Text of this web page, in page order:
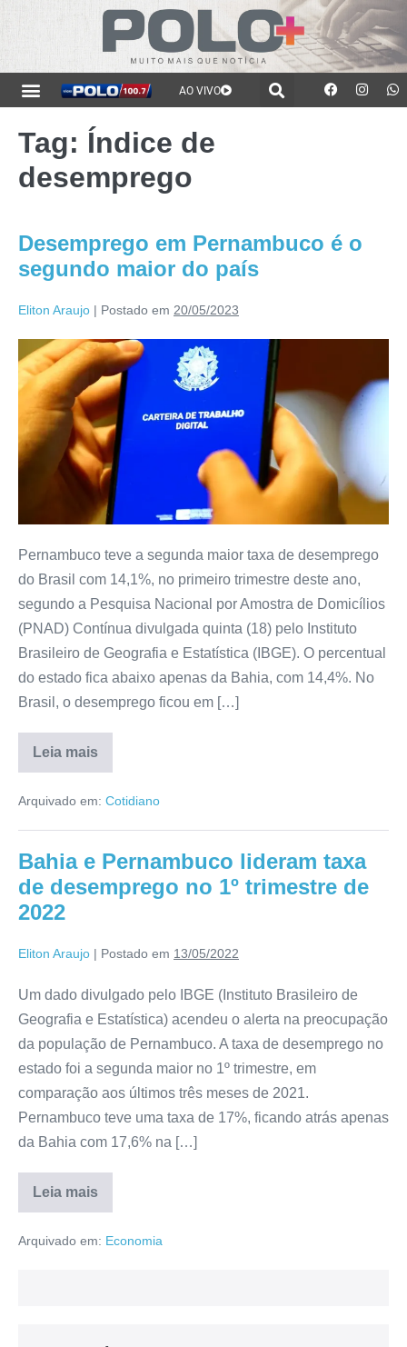
AO VIVO
Tag: Índice de
desemprego
Desemprego em Pernambuco é o
segundo maior do país
Eliton Araujo | Postado em 20/05/2023
Pernambuco teve a segunda maior taxa de desemprego
do Brasil com 14,1%, no primeiro trimestre deste ano,
segundo a Pesquisa Nacional por Amostra de Domicílios
(PNAD) Contínua divulgada quinta (18) pelo Instituto
Brasileiro de Geografia e Estatística (IBGE). O percentual
do estado fica abaixo apenas da Bahia, com 14,4%. No
Brasil, o desemprego ficou em […]
Leia mais
Arquivado em: Cotidiano
Bahia e Pernambuco lideram taxa
de desemprego no 1º trimestre de
2022
Eliton Araujo | Postado em 13/05/2022
Um dado divulgado pelo IBGE (Instituto Brasileiro de
Geografia e Estatística) acendeu o alerta na preocupação
da população de Pernambuco. A taxa de desemprego no
estado foi a segunda maior no 1º trimestre, em
comparação aos últimos três meses de 2021.
Pernambuco teve uma taxa de 17%, ficando atrás apenas
da Bahia com 17,6% na […]
Leia mais
Arquivado em: Economia